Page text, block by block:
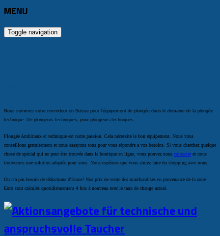
MENU
Toggle navigation
Nous sommes votre revendeur en Suisse pour l'équipement de plongée dans le domaine de la plongée
technique. De plongeurs techniques, pour plongeurs techniques.
Plongée Ambitieux et technique est notre passion. Cela nécessite le bon équipement. Nous vous
conseillons gratuitement et nous essayons tous pour vous répondre a vos besoins. Si vous cherchez quelque
chose de spécial qui ne peut être trouvée dans la boutique en ligne, vous pouvez nous contacteret nous
trouverons une solution adaptée pour vous. Nous espérons que vous aimez faire du shopping avec nous.
On n'a pas besoin de réductions d'Euros! Nos prix de vente des marchandises en provenance de la zone
Euro sont calculés quotidiennement 4 fois à nouveau avec le taux de change actuel.